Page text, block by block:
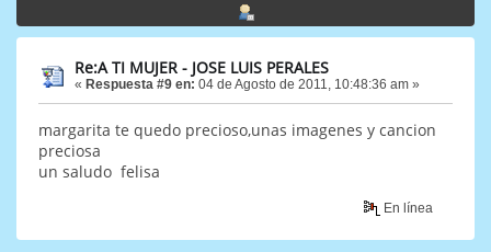
Re:A TI MUJER - JOSE LUIS PERALES
« Respuesta #9 en: 04 de Agosto de 2011, 10:48:36 am »
margarita te quedo precioso,unas imagenes y cancion
preciosa
un saludo felisa
En línea